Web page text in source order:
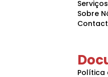
Serviços
Sobre
Política